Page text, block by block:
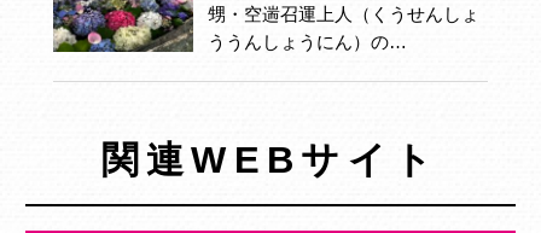
甥・空遄召運上人（くうせんしょ
ううんしょうにん）の…
関連WEBサイト